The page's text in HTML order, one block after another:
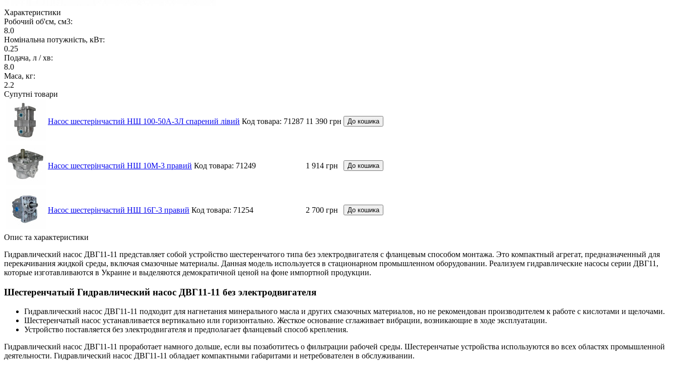
Характеристики
Робочий об'єм, см3:
8.0
Номінальна потужність, кВт:
0.25
Подача, л / хв:
8.0
Маса, кг:
2.2
Супутні товари
Насос шестерінчастий НШ 100-50А-3Л спарений лівий Код товара: 71287 11 390 грн До кошика
Насос шестерінчастий НШ 10М-3 правий Код товара: 71249 1 914 грн До кошика
Насос шестерінчастий НШ 16Г-3 правий Код товара: 71254 2 700 грн До кошика
Опис та характеристики
Гидравлический насос ДВГ11-11 представляет собой устройство шестеренчатого типа без электродвигателя с фланцевым способом монтажа. Это компактный агрегат, предназначенный для
перекачивания жидкой среды, включая смазочные материалы. Данная модель используется в стационарном промышленном оборудовании. Реализуем гидравлические насосы серии ДВГ11,
которые изготавливаются в Украине и выделяются демократичной ценой на фоне импортной продукции.
Шестеренчатый Гидравлический насос ДВГ11-11 без электродвигателя
Гидравлический насос ДВГ11-11 подходит для нагнетания минерального масла и других смазочных материалов, но не рекомендован производителем к работе с кислотами и щелочами.
Шестеренчатый насос устанавливается вертикально или горизонтально. Жесткое основание сглаживает вибрации, возникающие в ходе эксплуатации.
Устройство поставляется без электродвигателя и предполагает фланцевый способ крепления.
Гидравлический насос ДВГ11-11 проработает намного дольше, если вы позаботитесь о фильтрации рабочей среды. Шестеренчатые устройства используются во всех областях промышленной
деятельности. Гидравлический насос ДВГ11-11 обладает компактными габаритами и нетребователен в обслуживании.